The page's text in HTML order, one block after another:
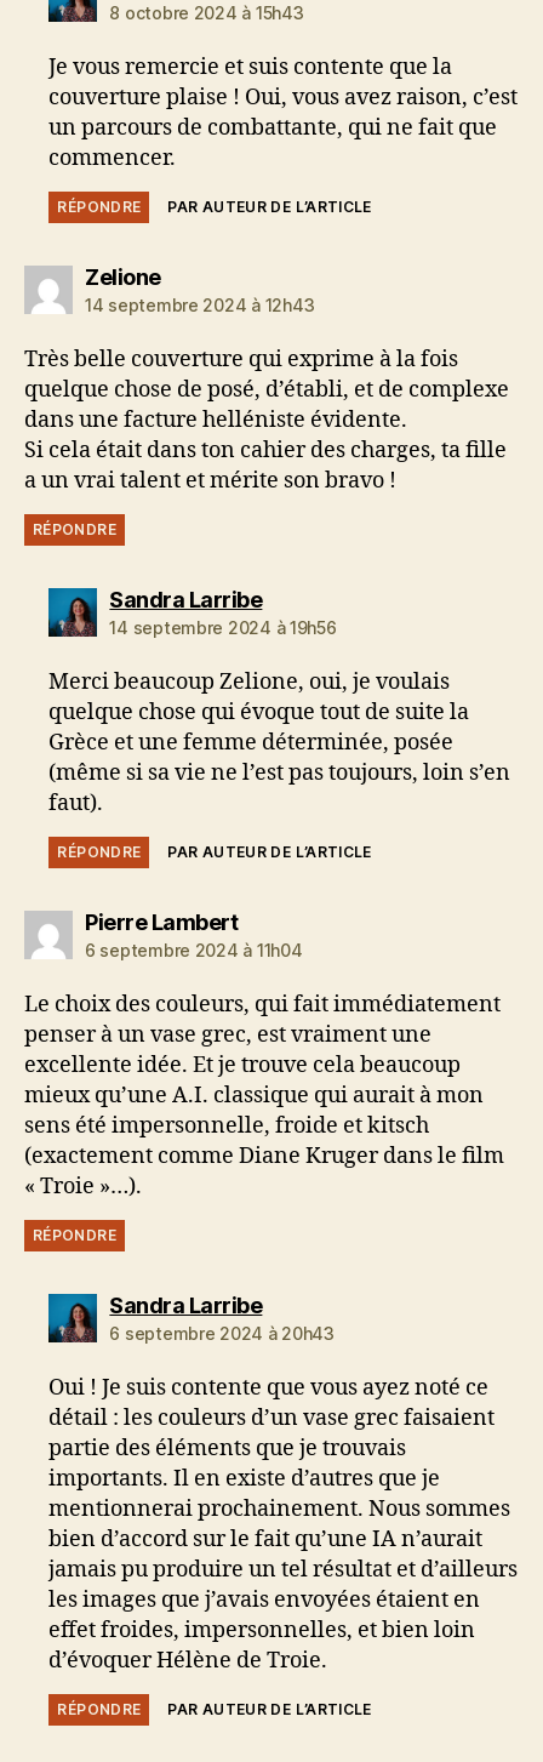
8 octobre 2024 à 15h43
Je vous remercie et suis contente que la
couverture plaise ! Oui, vous avez raison, c’est
un parcours de combattante, qui ne fait que
commencer.
RÉPONDRE PAR AUTEUR DE L’ARTICLE
Zelionedit :
14 septembre 2024 à 12h43
Très belle couverture qui exprime à la fois
quelque chose de posé, d’établi, et de complexe
dans une facture helléniste évidente.
Si cela était dans ton cahier des charges, ta fille
a un vrai talent et mérite son bravo !
RÉPONDRE
Sandra Larribedit :
14 septembre 2024 à 19h56
Merci beaucoup Zelione, oui, je voulais
quelque chose qui évoque tout de suite la
Grèce et une femme déterminée, posée
(même si sa vie ne l’est pas toujours, loin s’en
faut).
RÉPONDRE PAR AUTEUR DE L’ARTICLE
Pierre Lambertdit :
6 septembre 2024 à 11h04
Le choix des couleurs, qui fait immédiatement
penser à un vase grec, est vraiment une
excellente idée. Et je trouve cela beaucoup
mieux qu’une A.I. classique qui aurait à mon
sens été impersonnelle, froide et kitsch
(exactement comme Diane Kruger dans le film
« Troie »…).
RÉPONDRE
Sandra Larribedit :
6 septembre 2024 à 20h43
Oui ! Je suis contente que vous ayez noté ce
détail : les couleurs d’un vase grec faisaient
partie des éléments que je trouvais
importants. Il en existe d’autres que je
mentionnerai prochainement. Nous sommes
bien d’accord sur le fait qu’une IA n’aurait
jamais pu produire un tel résultat et d’ailleurs
les images que j’avais envoyées étaient en
effet froides, impersonnelles, et bien loin
d’évoquer Hélène de Troie.
RÉPONDRE PAR AUTEUR DE L’ARTICLE